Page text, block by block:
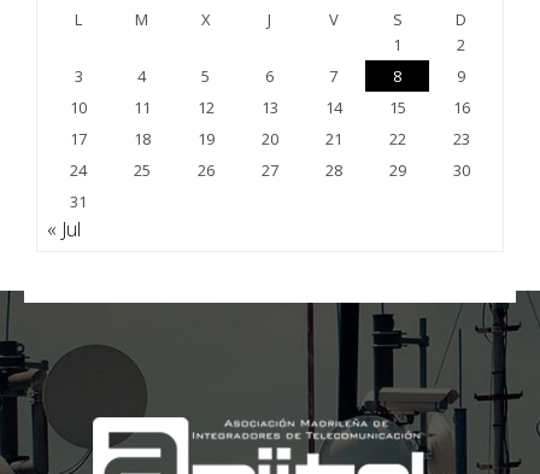
L M X J V S
D
1
2
3
4 5 6 7 8
9
10
11 12 13 14 15
16
17
18 19 20 21 22
23
24
25 26 27 28 29
30
31
« Jul
;